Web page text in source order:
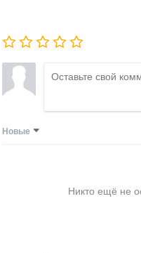
Новые
Никто ещё не